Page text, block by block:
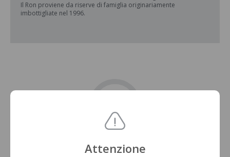
Il Ron proviene da riserve di famiglia originariamente
imbottigliate nel 1996.
Attenzione